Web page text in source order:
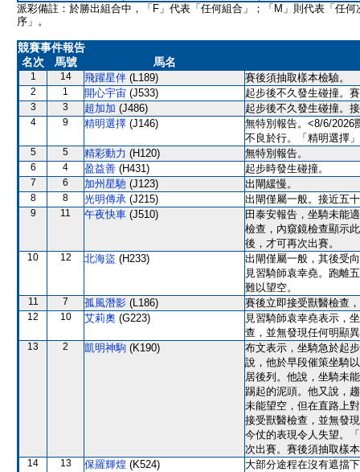
派彩備註：於勝出組合中，「F」代表「任何組合」；「M」則代表「任何
序」。
競賽事件報告
名次
馬號 馬名
1 14 飛躍星伴 (L189) 賽後須抽取樣本檢驗。
2 1 開心宇宙 (J533) 起步後不久發生碰撞。
3 3 超加加 (J486) 起步後不久發生碰撞。
4 9 精明選擇 (J146)
無特別報告。<8/6/2026
不良於行。「精明選擇
5 5 精彩動力 (H120) 無特別報告。
6 4 盈益善 (H431) 起步時發生碰撞。
7 6 加州星馳 (J123) 出閘緩慢。
8 8 光明傳承 (J215) 出閘僅屬一般。接近五
9 11 午夜快車 (J510)
田泰安報告，坐騎未能
檢查，內窺鏡檢查顯示
後，才可再次出賽。
10 12 北海盜 (H233)
出閘僅屬一般，其後受
見習騎師袁幸堯。跑離
難以望空。
11 7 孤風潛影 (L186) 賽後立即接受獸醫檢查
12 10 艾莉奧 (G223)
見習騎師袁幸堯表示，
查，並無發現任何明顯
13 2 凱明神駒 (K190)
布文表示，坐騎急於起
說，他於早段催策坐騎
居後列。他說，坐騎未
踢起的泥頭。他又說，
未能望空，但在直路上
接受獸醫檢查，並無發
今仗的表現令人失望。
次出賽。賽後須抽取樣
14 13 保羅輝煌 (K524)
大部分途程在沒有遮擋